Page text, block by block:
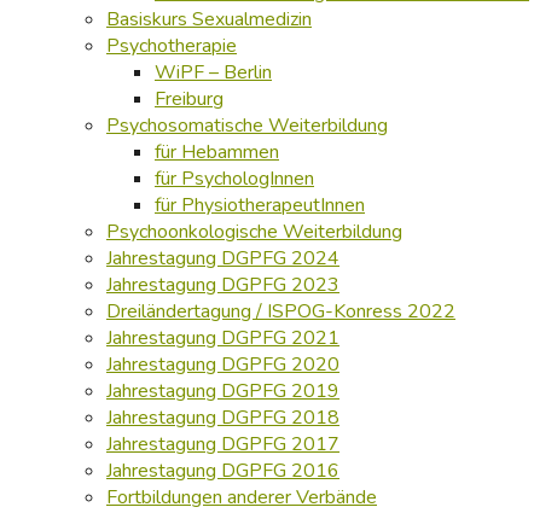
Basiskurs Sexualmedizin
Psychotherapie
WiPF – Berlin
Freiburg
Psychosomatische Weiterbildung
für Hebammen
für PsychologInnen
für PhysiotherapeutInnen
Psychoonkologische Weiterbildung
Jahrestagung DGPFG 2024
Jahrestagung DGPFG 2023
Dreiländertagung / ISPOG-Konress 2022
Jahrestagung DGPFG 2021
Jahrestagung DGPFG 2020
Jahrestagung DGPFG 2019
Jahrestagung DGPFG 2018
Jahrestagung DGPFG 2017
Jahrestagung DGPFG 2016
Fortbildungen anderer Verbände